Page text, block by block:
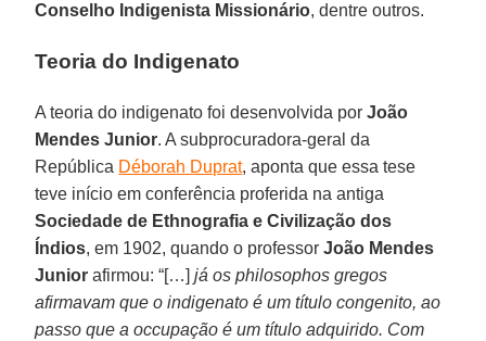
Conselho Indigenista Missionário, dentre outros.
Teoria do Indigenato
A teoria do indigenato foi desenvolvida porJoão
Mendes Junior. A subprocuradora-geral da
República Déborah Duprat, aponta que essa tese
teve início em conferência proferida na antiga
Sociedade de Ethnografia e Civilização dos
Índios, em 1902, quando o professorJoão Mendes
Junior afirmou: “[…]já os philosophos gregos
afirmavam que o indigenato é um título congenito, ao
passo que a occupação é um título adquirido. Com